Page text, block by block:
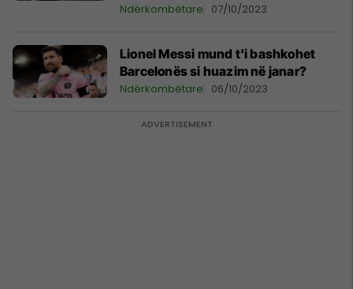
Ndërkombëtare 07/10/2023
Lionel Messi mund t'i bashkohet
Barcelonës si huazim në janar?
Ndërkombëtare 06/10/2023